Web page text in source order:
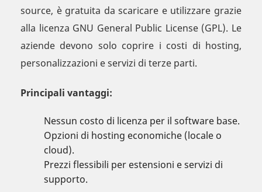
source, è gratuita da scaricare e utilizzare grazie
alla licenza GNU General Public License (GPL). Le
aziende devono solo coprire i costi di hosting,
personalizzazioni e servizi di terze parti.
Principali vantaggi:
Nessun costo di licenza per il software base.
Opzioni di hosting economiche (locale o
cloud).
Prezzi flessibili per estensioni e servizi di
supporto.